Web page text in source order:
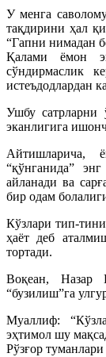
У менга
тақдирини ҳал
“Гапни нимадан
Қалами ёмон
сўндирмаслик
истеъдодлардан
Ушбу сатрларни
эканлигига
Айтишларича,
“қўнганида”
айланади ва
бир одам
Кўзлари тип-
ҳаёт деб
тортади.
Воқеан, Назар
“бузилиш”га
Муаллиф:
эҳтимол шу
Рўзғор